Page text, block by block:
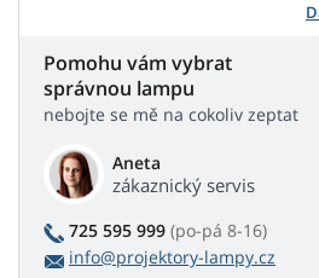
Pomohu vám vybrat
správnou lampu
nebojte se mě na cokoliv zeptat
Aneta
zákaznický servis
725 595 999 (po-pá 8-16)
info@projektory-lampy.cz